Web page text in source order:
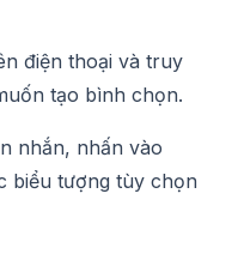
điện thoại và truy
tạo bình chọn.
nhắn, nhấn vào
biểu tượng tùy chọn